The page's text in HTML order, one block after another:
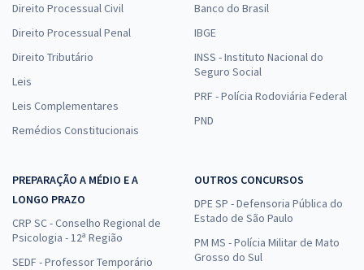
Direito Processual Civil
Direito Processual Penal
Direito Tributário
Leis
Leis Complementares
Remédios Constitucionais
Banco do Brasil
IBGE
INSS - Instituto Nacional do
Seguro Social
PRF - Polícia Rodoviária Federal
PND
PREPARAÇÃO A MÉDIO E A
LONGO PRAZO
CRP SC - Conselho Regional de
Psicologia - 12ª Região
SEDF - Professor Temporário
OUTROS CONCURSOS
DPE SP - Defensoria Pública do
Estado de São Paulo
PM MS - Polícia Militar de Mato
Grosso do Sul